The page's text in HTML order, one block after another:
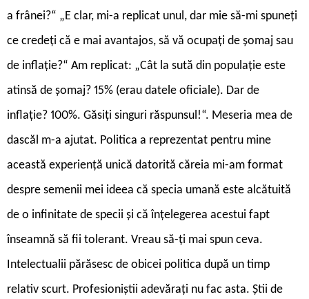
a frânei?“ „E clar, mi-a replicat unul, dar mie să-mi spuneți
ce credeți că e mai avantajos, să vă ocupați de șomaj sau
de inflație?“ Am replicat: „Cât la sută din populație este
atinsă de șomaj? 15% (erau datele oficiale). Dar de
inflație? 100%. Găsiți singuri răspunsul!“. Meseria mea de
dascăl m-a ajutat. Politica a reprezentat pentru mine
această experiență unică datorită căreia mi-am format
despre semenii mei ideea că specia umană este alcătuită
de o infinitate de specii și că înțelegerea acestui fapt
înseamnă să fii tolerant. Vreau să-ți mai spun ceva.
Intelectualii părăsesc de obicei politica după un timp
relativ scurt. Profesioniștii adevărați nu fac asta. Știi de